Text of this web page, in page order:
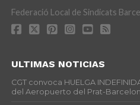
Federació Local de Sindicats
ULTIMAS NOTICIAS
CGT convoca HUELGA
del Aeropuerto del Prat-